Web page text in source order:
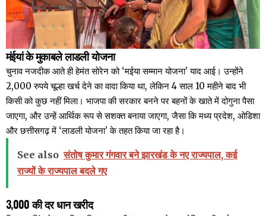
मंईयां के मुकाबले लाडली योजना
चुनाव नजदीक आते ही हेमंत सोरेन को ‘मईया सम्मान योजना’ याद आई। उन्होंने
2,000 रुपये चूल्हा खर्च देने का वादा किया था, लेकिन 4 साल 10 महीने बाद भी
किसी को कुछ नहीं मिला। भाजपा की सरकार बनने पर बहनों के खाते में दोगुना पैसा
जाएगा, और उन्हें आर्थिक रूप से सशक्त बनाया जाएगा, जैसा कि मध्य प्रदेश, ओडिशा
और छत्तीसगढ़ में ‘लाडली योजना’ के तहत किया जा रहा है।
See also संतोष कुमार गंगवार बने झारखंड के नए राज्यपाल, कई
राज्यों के राज्यपाल बदले गए
3,000 की दर धान खरीद